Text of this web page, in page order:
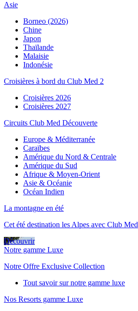
Asie
Borneo (2026)
Chine
Japon
Thaïlande
Malaisie
Indonésie
Croisières à bord du Club Med 2
Croisières 2026
Croisières 2027
Circuits Club Med Découverte
Europe & Méditerranée
Caraïbes
Amérique du Nord & Centrale
Amérique du Sud
Afrique & Moyen-Orient
Asie & Océanie
Océan Indien
La montagne en été
Cet été destination les Alpes avec Club Med
Découvrir
Notre gamme Luxe
Notre Offre Exclusive Collection
Tout savoir sur notre gamme luxe
Nos Resorts gamme Luxe